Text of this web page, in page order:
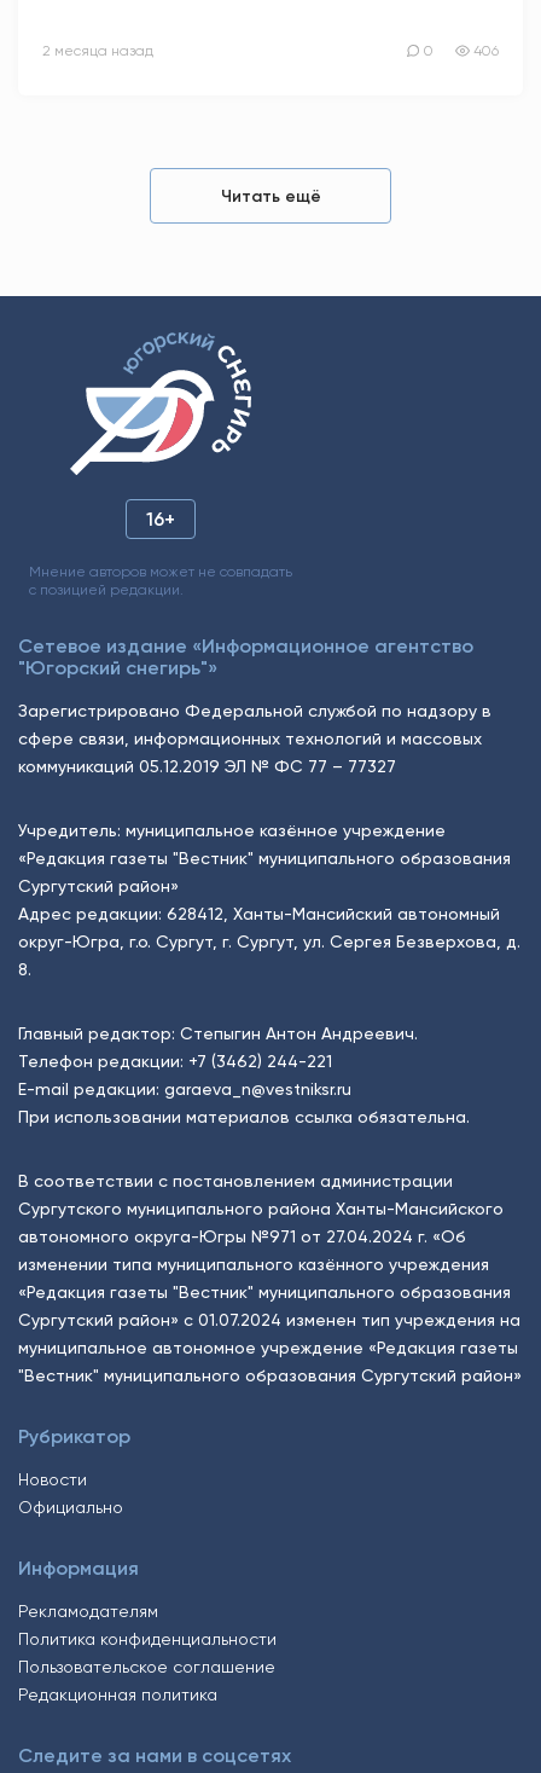
2 месяца назад 0 406
Читать ещё
16+
Мнение авторов может не совпадать
с позицией редакции.
Сетевое издание «Информационное агентство
"Югорский снегирь"»
Зарегистрировано Федеральной службой по надзору в
сфере связи, информационных технологий и массовых
коммуникаций 05.12.2019 ЭЛ № ФС 77 – 77327
Учредитель: муниципальное казённое учреждение
«Редакция газеты "Вестник" муниципального образования
Сургутский район»
Адрес редакции: 628412, Ханты-Мансийский автономный
округ-Югра, г.о. Сургут, г. Сургут, ул. Сергея Безверхова, д.
8.
Главный редактор: Степыгин Антон Андреевич.
Телефон редакции: +7 (3462) 244-221
E-mail редакции: garaeva_n@vestniksr.ru
При использовании материалов ссылка обязательна.
В соответствии с постановлением администрации
Сургутского муниципального района Ханты-Мансийского
автономного округа-Югры №971 от 27.04.2024 г. «Об
изменении типа муниципального казённого учреждения
«Редакция газеты "Вестник" муниципального образования
Сургутский район» с 01.07.2024 изменен тип учреждения на
муниципальное автономное учреждение «Редакция газеты
"Вестник" муниципального образования Сургутский район»
Рубрикатор
Новости
Официально
Информация
Рекламодателям
Политика конфиденциальности
Пользовательское соглашение
Редакционная политика
Следите за нами в соцсетях